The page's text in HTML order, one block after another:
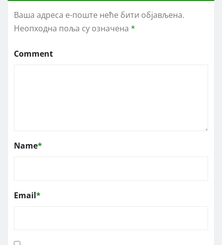
Ваша адреса е-поште неће бити објављена.
Неопходна поља су означена *
Comment
Name*
Email*